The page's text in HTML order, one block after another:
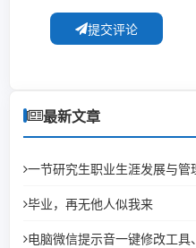
提交评论
最新文章
一节研究生职业生涯发展与管
毕业，再无他人似我来
电脑微信提示音一键修改工